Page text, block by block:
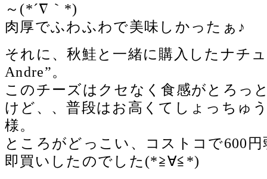
～(*´∇｀*)
肉厚でふわふわで美味しかったぁ♪
それに、秋鮭と一緒に購入したナチ
Andre”。
このチーズはクセなく食感がとろっ
けど、、普段はお高くてしょっちゅ
様。
ところがどっこい、コストコで600
即買いしたのでした(*≧∀≦*)